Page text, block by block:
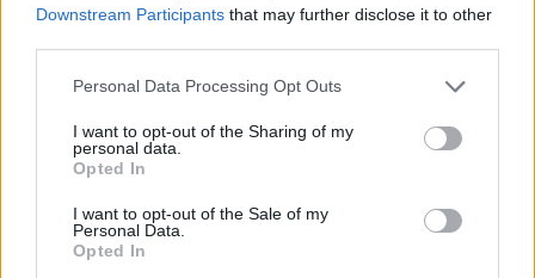
Downstream Participants that may further disclose it to other
Personal Data Processing Opt Outs
I want to opt-out of the Sharing of my
personal data.
Opted In
I want to opt-out of the Sale of my
Personal Data.
Opted In
Να σου υπενθυμίσουμε ότι η σχέση της Βίκυς